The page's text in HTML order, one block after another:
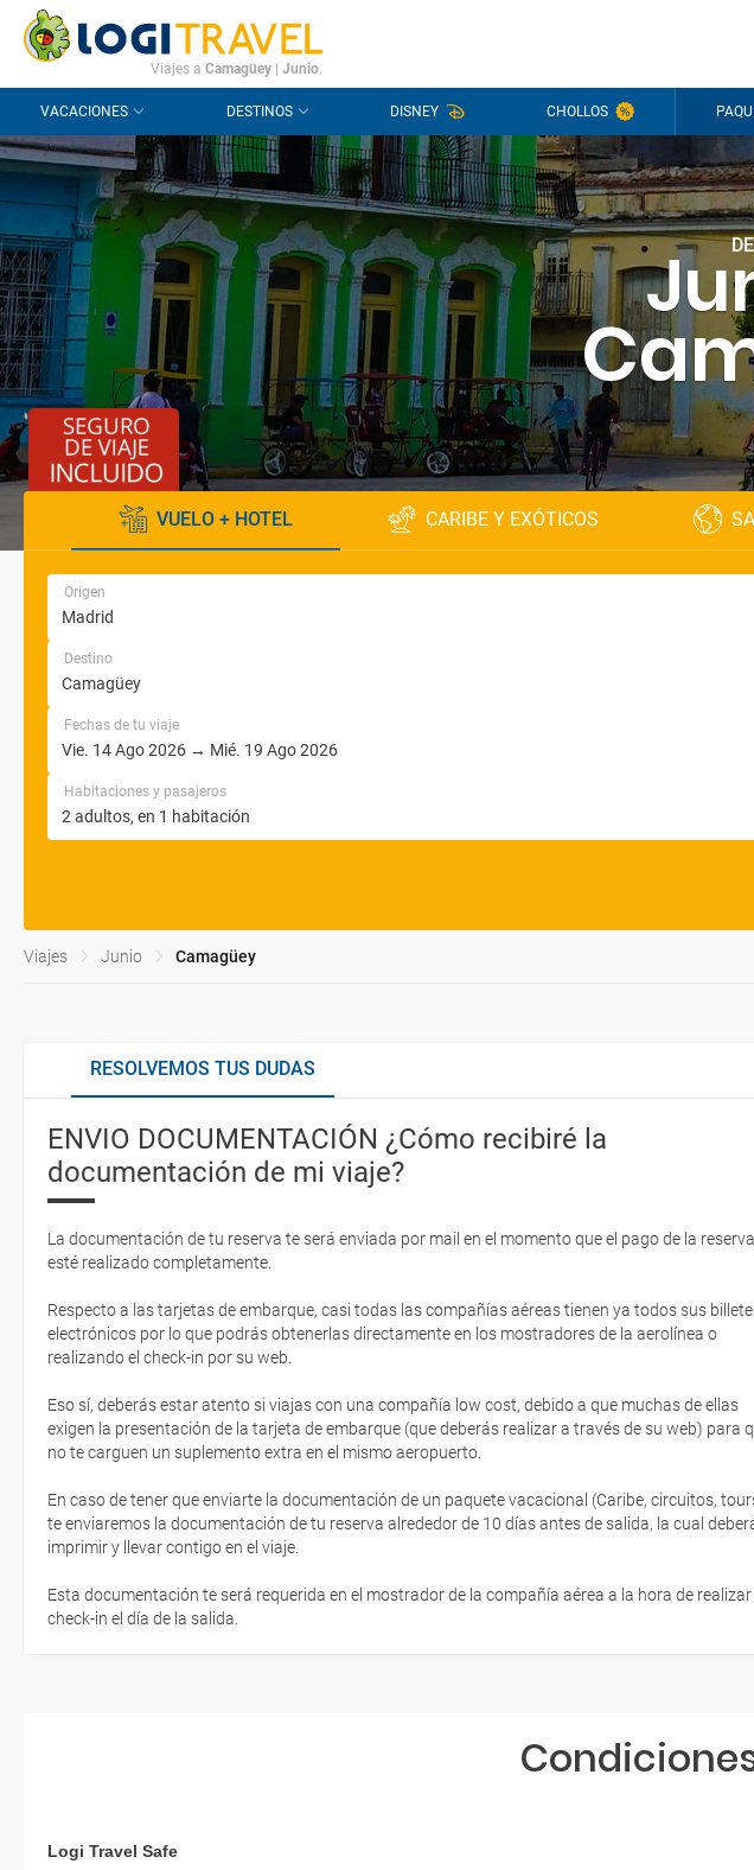
CONTACTO PREGUNTAS FRECUENTES
Viajes a Camagüey| Junio.
VACACIONES DESTINOS DISNEY CHOLLOS
VUELO + HOTEL CARIBE Y EXÓTICOS
Origen
Destino
Fechas de tu viaje
Habitaciones y pasajeros
Viajes Junio Camagüey
RESOLVEMOS TUS DUDAS
ENVIO DOCUMENTACIÓN ¿Cómo recibiré la
documentación de mi viaje?
La documentación de tu reserva te será enviada por mail en el momento que el pago de la reserva
esté realizado completamente.
Respecto a las tarjetas de embarque, casi todas las compañías aéreas tienen ya todos sus
electrónicos por lo que podrás obtenerlas directamente en los mostradores de la aerolínea o
realizando el check-in por su web.
Eso sí, deberás estar atento si viajas con una compañía low cost, debido a que muchas de ellas
exigen la presentación de la tarjeta de embarque (que deberás realizar a través de su web) para
no te carguen un suplemento extra en el mismo aeropuerto.
En caso de tener que enviarte la documentación de un paquete vacacional (Caribe, circuitos,
te enviaremos la documentación de tu reserva alrededor de 10 días antes de salida, la cual
imprimir y llevar contigo en el viaje.
Esta documentación te será requerida en el mostrador de la compañía aérea a la hora de realizar
check-in el día de la salida.
Logi Travel Safe